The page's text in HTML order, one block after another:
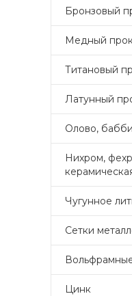
Бронзовый
Медный
Титановый
Латунный
Олово,
Нихром,
Чугунное
Сетки
Цинк